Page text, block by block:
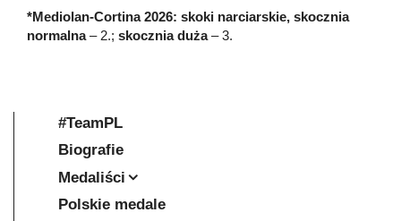
*Mediolan-Cortina 2026: skoki narciarskie, skocznia
normalna– 2.; skocznia duża– 3.
#TeamPL
Biografie
Medaliści
Polskie medale